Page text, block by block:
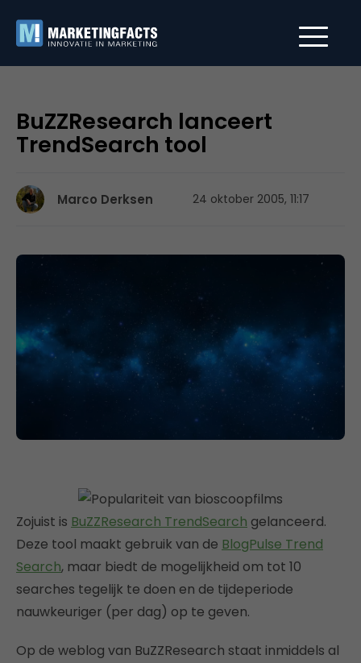
BuZZResearch lanceert
TrendSearch tool
Marco Derksen 24 oktober 2005, 11:17
Zojuist is BuZZResearch TrendSearch gelanceerd.
Deze tool maakt gebruik van de BlogPulse Trend
Search, maar biedt de mogelijkheid om tot 10
searches tegelijk te doen en de tijdeperiode
nauwkeuriger (per dag) op te geven.
Op de weblog van BuZZResearch staat inmiddels al